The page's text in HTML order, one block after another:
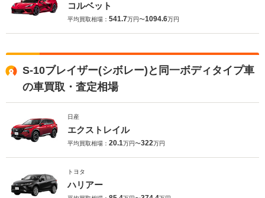
コルベット
平均買取相場： 541.7万円〜1094.6万円
S-10ブレイザー(シボレー)と同一ボディタイプ車
の車買取・査定相場
日産
エクストレイル
平均買取相場： 20.1万円〜322万円
トヨタ
ハリアー